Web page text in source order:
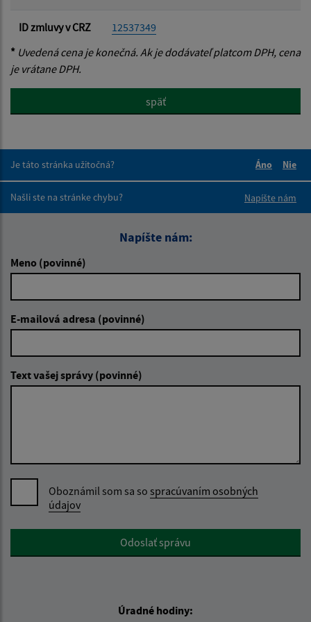
ID zmluvy v CRZ
12537349
* Uvedená cena je konečná. Ak je dodávateľ platcom DPH, cena
je vrátane DPH.
späť
Je táto stránka užitočná?
Áno
Nie
Našli ste na stránke chybu?
Napíšte nám
Napíšte nám:
Meno (povinné)
E-mailová adresa (povinné)
Text vašej správy (povinné)
Oboznámil som sa so spracúvaním osobných
údajov
Google reCaptcha ResponseOdoslať správu
Úradné hodiny: